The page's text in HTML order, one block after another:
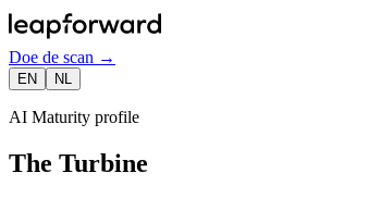
Doe de scan →
EN NL
AI Maturity profile
The Turbine